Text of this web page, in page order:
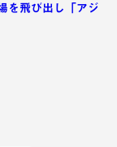
を飛び出し「アジ